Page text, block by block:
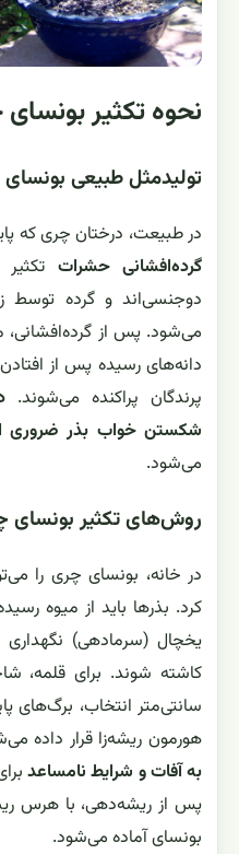
نحوه تکثیر
تولیدمثل طبیعی
در طبیعت، درختان چری که
گرده‌افشانی حشرات
دوجنسی‌اند و گرده توسط
می‌شود. پس از
دانه‌های رسیده پس از
پرندگان پراکنده می‌شوند.
شکستن خواب بذر
می‌شود.
روش‌های تکثیر بونسای
در خانه، بونسای چری را
کرد. بذرها باید از میوه
یخچال (سرمادهی)
سانتی‌متر انتخاب، برگ‌های
هورمون ریشه‌زا قرار داده
به آفات و شرایط نامساعد
پس از ریشه‌دهی، با هرس
بونسای آماده می‌شود.